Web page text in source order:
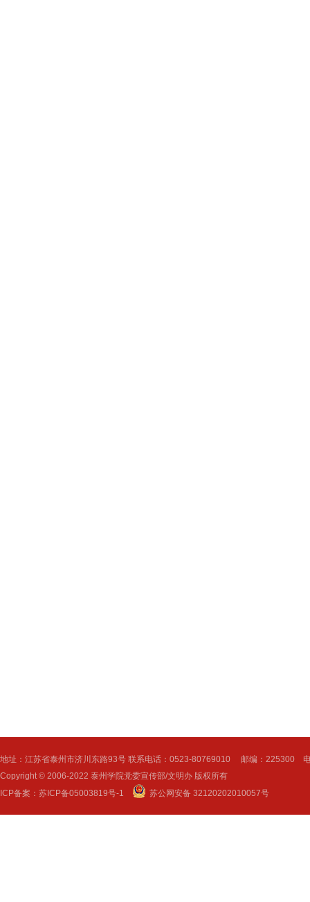
地址：江苏省泰州市济川东路93号 联系电话：0523-80769010 邮编：225300
Copyright © 2006-2022 泰州学院党委宣传部/文明办 版权所有
ICP备案： 苏ICP备05003819号-1 苏公网安备 32120202010057号